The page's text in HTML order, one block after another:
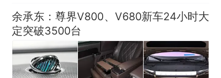
余承东：尊界V800、V680新车24小时大
定突破3500台